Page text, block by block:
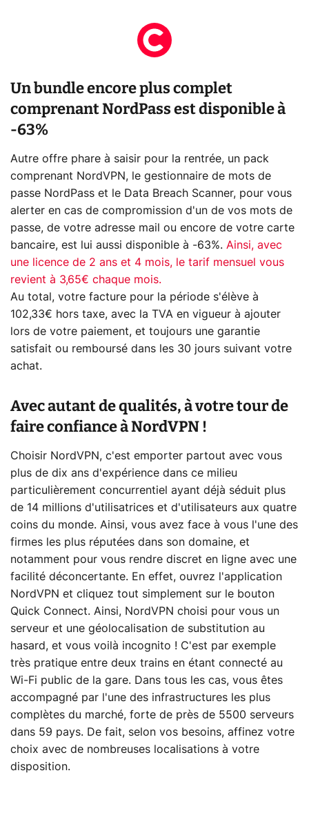
Un bundle encore plus complet
comprenant NordPass est disponible à
-63%
Autre offre phare à saisir pour la rentrée, un pack
comprenant NordVPN, le gestionnaire de mots de
passe NordPass et le Data Breach Scanner, pour vous
alerter en cas de compromission d'un de vos mots de
passe, de votre adresse mail ou encore de votre carte
bancaire, est lui aussi disponible à -63%. Ainsi, avec
une licence de 2 ans et 4 mois, le tarif mensuel vous
revient à 3,65€ chaque mois.
Au total, votre facture pour la période s'élève à
102,33€ hors taxe, avec la TVA en vigueur à ajouter
lors de votre paiement, et toujours une garantie
satisfait ou remboursé dans les 30 jours suivant votre
achat.
Avec autant de qualités, à votre tour de
faire confiance à NordVPN !
Choisir NordVPN, c'est emporter partout avec vous
plus de dix ans d'expérience dans ce milieu
particulièrement concurrentiel ayant déjà séduit plus
de 14 millions d'utilisatrices et d'utilisateurs aux quatre
coins du monde. Ainsi, vous avez face à vous l'une des
firmes les plus réputées dans son domaine, et
notamment pour vous rendre discret en ligne avec une
facilité déconcertante. En effet, ouvrez l'application
NordVPN et cliquez tout simplement sur le bouton
Quick Connect. Ainsi, NordVPN choisi pour vous un
serveur et une géolocalisation de substitution au
hasard, et vous voilà incognito ! C'est par exemple
très pratique entre deux trains en étant connecté au
Wi-Fi public de la gare. Dans tous les cas, vous êtes
accompagné par l'une des infrastructures les plus
complètes du marché, forte de près de 5500 serveurs
dans 59 pays. De fait, selon vos besoins, affinez votre
choix avec de nombreuses localisations à votre
disposition.